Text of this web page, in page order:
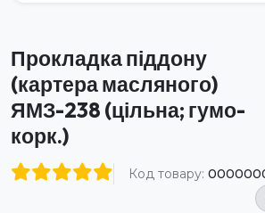
Прокладка піддону
(картера масляного)
ЯМЗ-238 (цільна; гумо-
корк.)
Код товару: